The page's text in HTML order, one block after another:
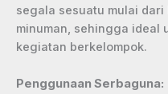
segala sesuatu mulai
minuman, sehingga ideal
kegiatan berkelompok.
Penggunaan Serbaguna: